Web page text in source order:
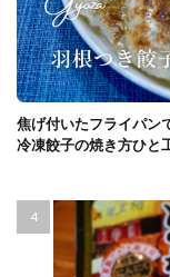
焦げ付いたフライパン
冷凍餃子の焼き方ひと